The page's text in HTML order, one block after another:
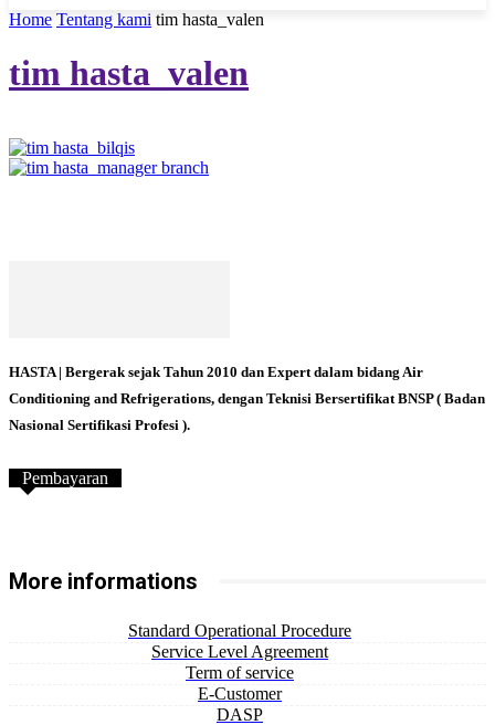
Home Tentang kami tim hasta_valen
tim hasta_valen
HASTA | Bergerak sejak Tahun 2010 dan Expert dalam bidang Air
Conditioning and Refrigerations, dengan Teknisi Bersertifikat BNSP ( Badan
Nasional Sertifikasi Profesi ).
Pembayaran
More informations
Standard Operational Procedure
Service Level Agreement
Term of service
E-Customer
DASP